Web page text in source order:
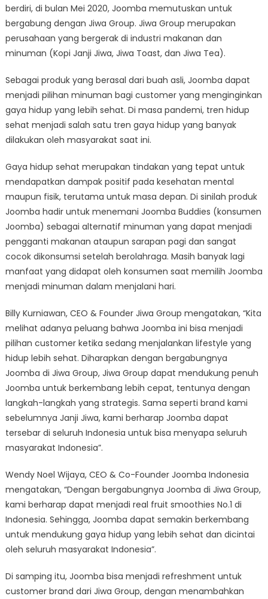
berdiri, di bulan Mei 2020, Joomba memutuskan untuk
bergabung dengan Jiwa Group. Jiwa Group merupakan
perusahaan yang bergerak di industri makanan dan
minuman (Kopi Janji Jiwa, Jiwa Toast, dan Jiwa Tea).
Sebagai produk yang berasal dari buah asli, Joomba dapat
menjadi pilihan minuman bagi customer yang menginginkan
gaya hidup yang lebih sehat. Di masa pandemi, tren hidup
sehat menjadi salah satu tren gaya hidup yang banyak
dilakukan oleh masyarakat saat ini.
Gaya hidup sehat merupakan tindakan yang tepat untuk
mendapatkan dampak positif pada kesehatan mental
maupun fisik, terutama untuk masa depan. Di sinilah produk
Joomba hadir untuk menemani Joomba Buddies (konsumen
Joomba) sebagai alternatif minuman yang dapat menjadi
pengganti makanan ataupun sarapan pagi dan sangat
cocok dikonsumsi setelah berolahraga. Masih banyak lagi
manfaat yang didapat oleh konsumen saat memilih Joomba
menjadi minuman dalam menjalani hari.
Billy Kurniawan, CEO & Founder Jiwa Group mengatakan, “Kita
melihat adanya peluang bahwa Joomba ini bisa menjadi
pilihan customer ketika sedang menjalankan lifestyle yang
hidup lebih sehat. Diharapkan dengan bergabungnya
Joomba di Jiwa Group, Jiwa Group dapat mendukung penuh
Joomba untuk berkembang lebih cepat, tentunya dengan
langkah-langkah yang strategis. Sama seperti brand kami
sebelumnya Janji Jiwa, kami berharap Joomba dapat
tersebar di seluruh Indonesia untuk bisa menyapa seluruh
masyarakat Indonesia”.
Wendy Noel Wijaya, CEO & Co-Founder Joomba Indonesia
mengatakan, “Dengan bergabungnya Joomba di Jiwa Group,
kami berharap dapat menjadi real fruit smoothies No.1 di
Indonesia. Sehingga, Joomba dapat semakin berkembang
untuk mendukung gaya hidup yang lebih sehat dan dicintai
oleh seluruh masyarakat Indonesia”.
Di samping itu, Joomba bisa menjadi refreshment untuk
customer brand dari Jiwa Group, dengan menambahkan